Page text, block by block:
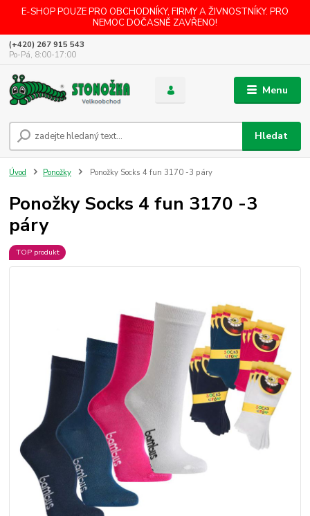
E-SHOP POUZE PRO OBCHODNÍKY, FIRMY A ŽIVNOSTNÍKY. PRO
NEMOC DOČASNĚ ZAVŘENO!
Menu
Hledat
(+420) 267 915 543
Po-Pá, 8:00-17:00
Úvod Ponožky Ponožky Socks 4 fun 3170 -3 páry
Ponožky Socks 4 fun 3170 -3
páry
TOP produkt